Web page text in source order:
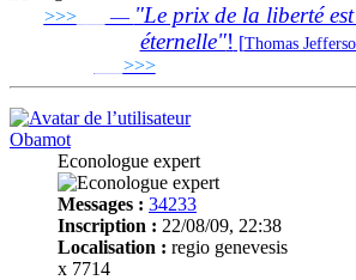
>>>___ — "Le prix de la liberté
éternelle"! [Thomas
>>>
Obamot
Econologue expert
Messages : 34233
Inscription : 22/08/09, 22:38
Localisation : regio genevesis
x 7714